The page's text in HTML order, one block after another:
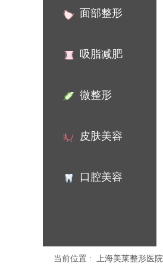
面部整形
吸脂减肥
微整形
皮肤美容
口腔美容
当前位置 : 上海美莱整形医院